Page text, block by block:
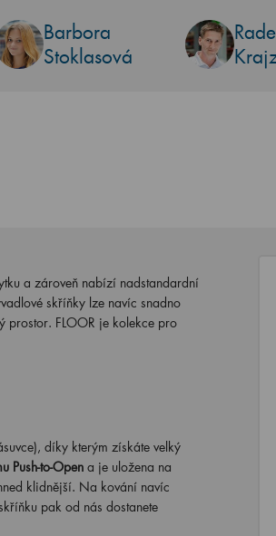
Barbora
Stoklasová
a zároveň nabízí nadstandardní
skříňky lze navíc snadno
prostor. FLOOR je kolekce pro
díky kterým získáte velký
Push-to-Opena je uložena na
klidnější. Na kování navíc
pak od nás dostanete